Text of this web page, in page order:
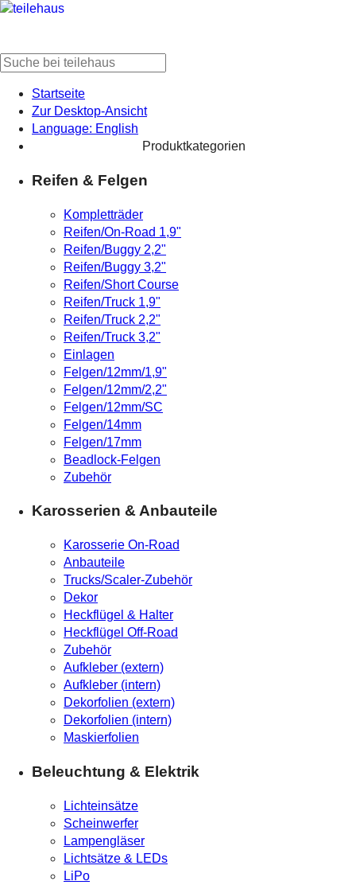
Startseite
Zur Desktop-Ansicht
Language: English
Produktkategorien
Reifen & Felgen
Kompletträder
Reifen/On-Road 1,9"
Reifen/Buggy 2,2"
Reifen/Buggy 3,2"
Reifen/Short Course
Reifen/Truck 1,9"
Reifen/Truck 2,2"
Reifen/Truck 3,2"
Einlagen
Felgen/12mm/1,9"
Felgen/12mm/2,2"
Felgen/12mm/SC
Felgen/14mm
Felgen/17mm
Beadlock-Felgen
Zubehör
Karosserien & Anbauteile
Karosserie On-Road
Anbauteile
Trucks/Scaler-Zubehör
Dekor
Heckflügel & Halter
Heckflügel Off-Road
Zubehör
Aufkleber (extern)
Aufkleber (intern)
Dekorfolien (extern)
Dekorfolien (intern)
Maskierfolien
Beleuchtung & Elektrik
Lichteinsätze
Scheinwerfer
Lampengläser
Lichtsätze & LEDs
LiPo